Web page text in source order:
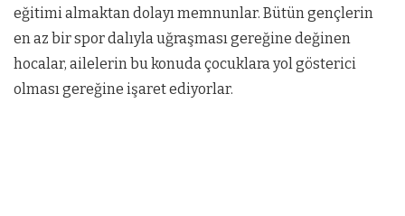
eğitimi almaktan dolayı memnunlar. Bütün gençlerin
en az bir spor dalıyla uğraşması gereğine değinen
hocalar, ailelerin bu konuda çocuklara yol gösterici
olması gereğine işaret ediyorlar.